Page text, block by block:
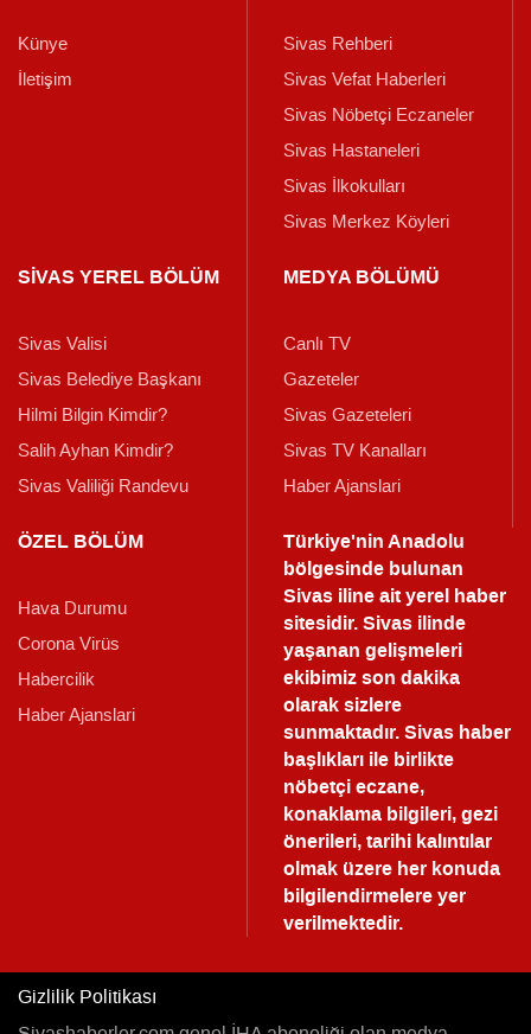
Künye
İletişim
Sivas Rehberi
Sivas Vefat Haberleri
Sivas Nöbetçi Eczaneler
Sivas Hastaneleri
Sivas İlkokulları
Sivas Merkez Köyleri
SİVAS YEREL BÖLÜM
Sivas Valisi
Sivas Belediye Başkanı
Hilmi Bilgin Kimdir?
Salih Ayhan Kimdir?
Sivas Valiliği Randevu
MEDYA BÖLÜMÜ
Canlı TV
Gazeteler
Sivas Gazeteleri
Sivas TV Kanalları
Haber Ajanslari
ÖZEL BÖLÜM
Hava Durumu
Corona Virüs
Habercilik
Haber Ajanslari
Türkiye'nin Anadolu
bölgesinde bulunan
Sivas iline ait yerel haber
sitesidir. Sivas ilinde
yaşanan gelişmeleri
ekibimiz son dakika
olarak sizlere
sunmaktadır.Sivas haber
başlıkları ile birlikte
nöbetçi eczane,
konaklama bilgileri, gezi
önerileri, tarihi kalıntılar
olmak üzere her konuda
bilgilendirmelere yer
verilmektedir.
Gizlilik Politikası